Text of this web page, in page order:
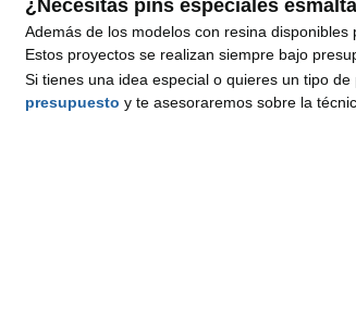
¿Necesitas pins especiales
Además de los modelos con resina
Estos proyectos se realizan siempre bajo
Si tienes una idea especial o quieres un tipo
presupuesto y te asesoraremos sobre la